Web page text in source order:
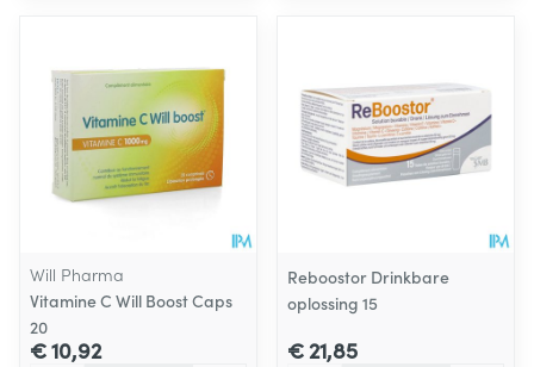
Will Pharma
Vitamine C Will Boost Caps
20
€ 10,92
Reboostor Drinkbare
oplossing 15
€ 21,85